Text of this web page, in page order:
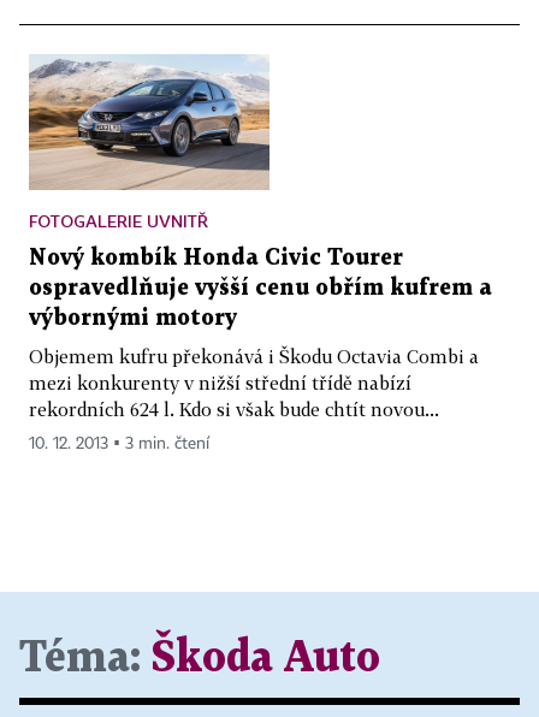
FOTOGALERIE UVNITŘ
Nový kombík Honda Civic Tourer
ospravedlňuje vyšší cenu obřím kufrem a
výbornými motory
Objemem kufru překonává i Škodu Octavia Combi a
mezi konkurenty v nižší střední třídě nabízí
rekordních 624 l. Kdo si však bude chtít novou...
10. 12. 2013 ▪ 3 min. čtení
Téma: Škoda Auto